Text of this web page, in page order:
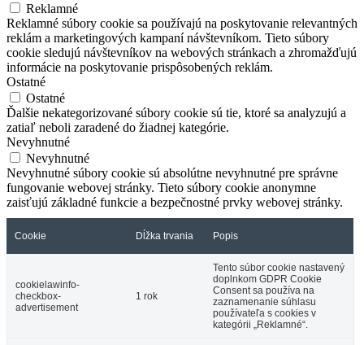
Reklamné
Reklamné súbory cookie sa používajú na poskytovanie relevantných
reklám a marketingových kampaní návštevníkom. Tieto súbory
cookie sledujú návštevníkov na webových stránkach a zhromažďujú
informácie na poskytovanie prispôsobených reklám.
Ostatné
Ostatné
Ďalšie nekategorizované súbory cookie sú tie, ktoré sa analyzujú a
zatiaľ neboli zaradené do žiadnej kategórie.
Nevyhnutné
Nevyhnutné
Nevyhnutné súbory cookie sú absolútne nevyhnutné pre správne
fungovanie webovej stránky. Tieto súbory cookie anonymne
zaisťujú základné funkcie a bezpečnostné prvky webovej stránky.
Cookie Dĺžka trvania Popis
cookielawinfo-
checkbox-
advertisement
1 rok
Tento súbor cookie nastavený
doplnkom GDPR Cookie
Consent sa používa na
zaznamenanie súhlasu
používateľa s cookies v
kategórii „Reklamné“.